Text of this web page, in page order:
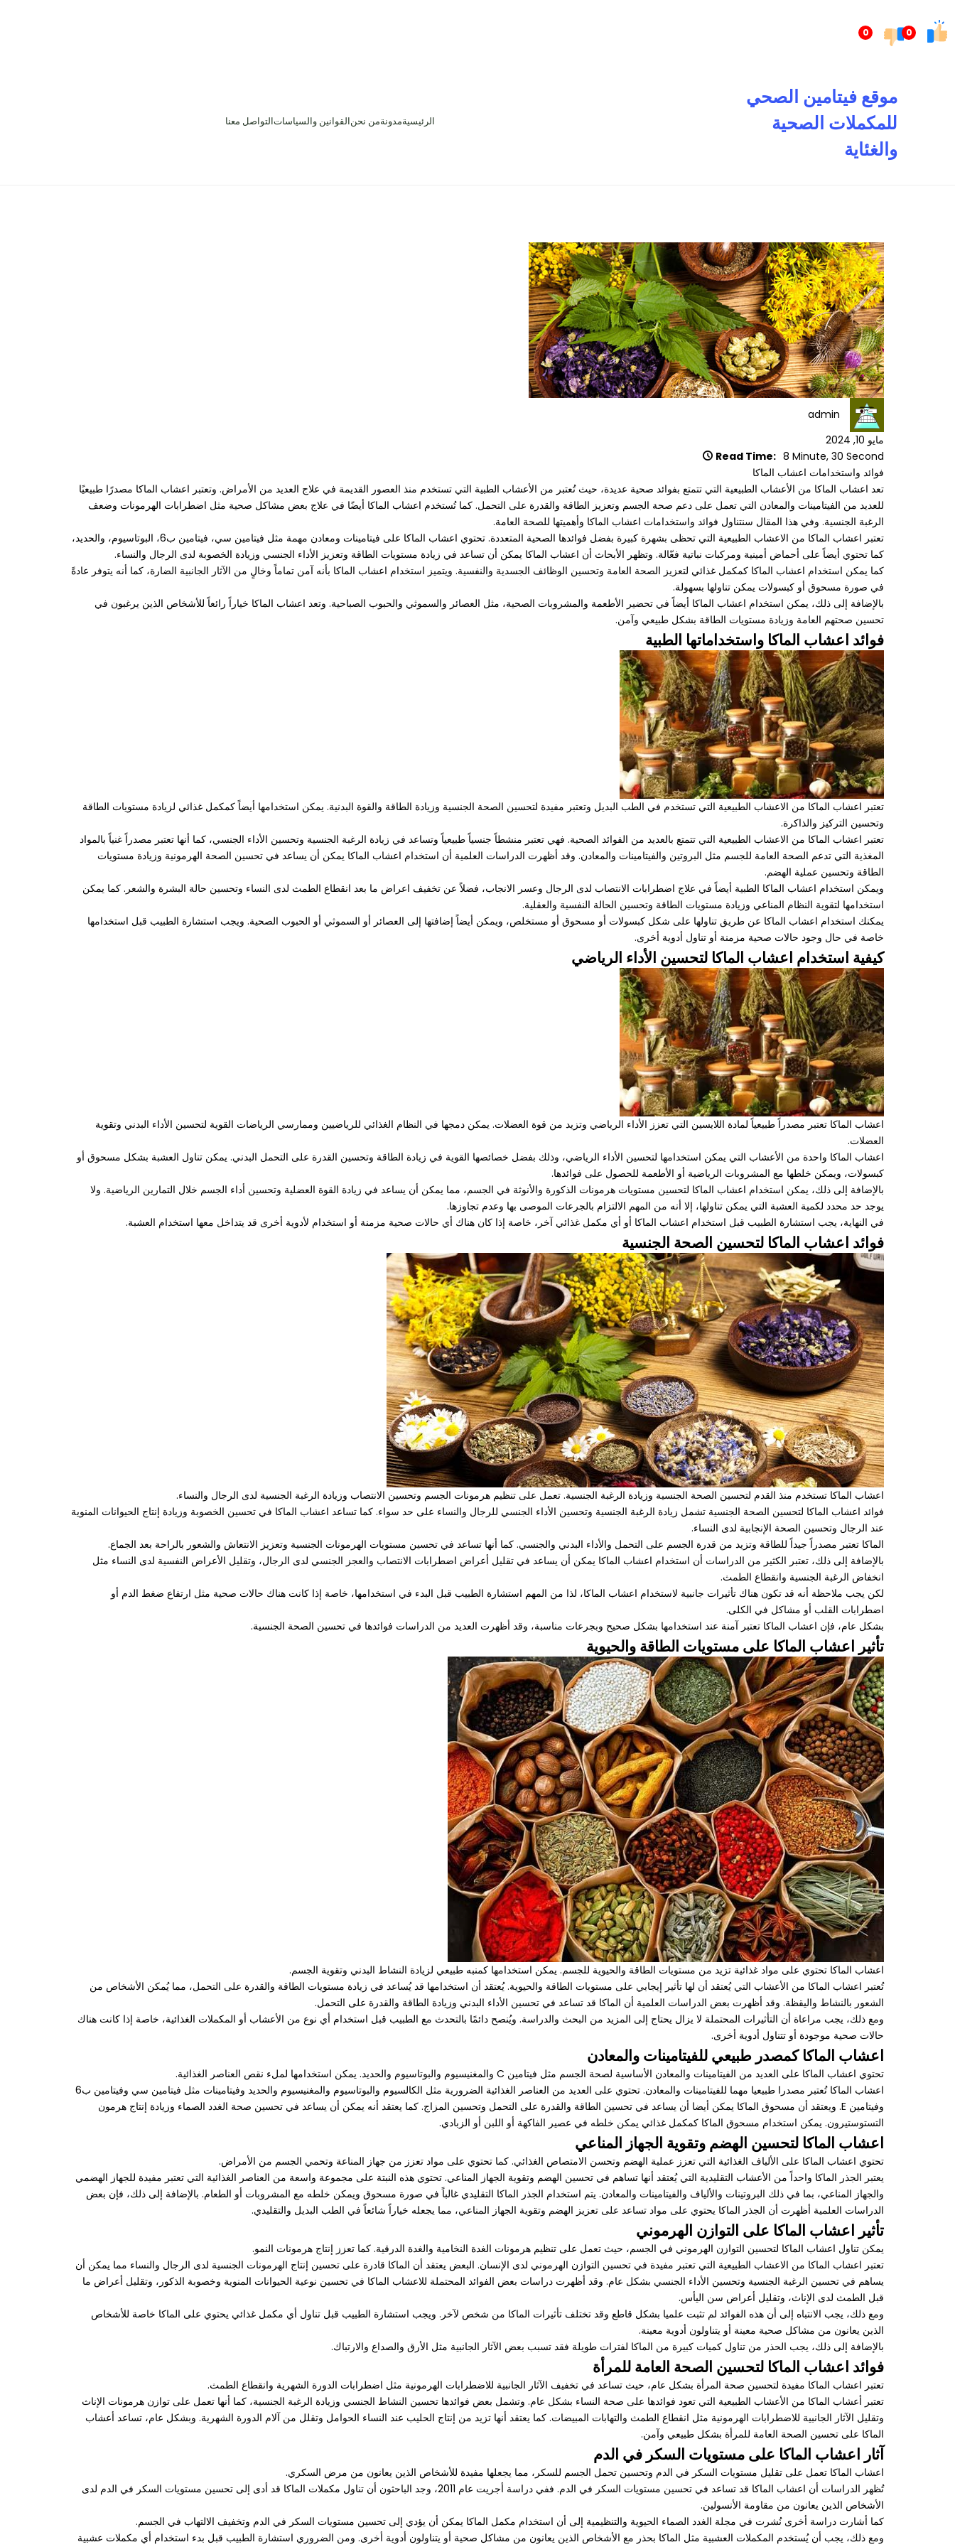
0
0إلى
موقع فيتامين الصحي
للمكملات الصحية
والغئاية
الرئيسيةمدونةمن نحنالقوانين والسياساتالتواصل معنا
admin
مايو 10, 2024
Read Time: 8 Minute, 30 Second
فوائد واستخدامات اعشاب الماكا
تعد اعشاب الماكا من الأعشاب الطبيعية التي تتمتع بفوائد صحية عديدة، حيث تُعتبر من الأعشاب الطبية التي تستخدم منذ العصور القديمة في علاج العديد من الأمراض. وتعتبر اعشاب الماكا مصدرًا طبيعيًا
للعديد من الفيتامينات والمعادن التي تعمل على دعم صحة الجسم وتعزيز الطاقة والقدرة على التحمل. كما تُستخدم اعشاب الماكا أيضًا في علاج بعض مشاكل صحية مثل اضطرابات الهرمونات وضعف
الرغبة الجنسية. وفي هذا المقال سنتناول فوائد واستخدامات اعشاب الماكا وأهميتها للصحة العامة.
تعتبر اعشاب الماكا من الاعشاب الطبيعية التي تحظى بشهرة كبيرة بفضل فوائدها الصحية المتعددة. تحتوي اعشاب الماكا على فيتامينات ومعادن مهمة مثل فيتامين سي، فيتامين ب6، البوتاسيوم، والحديد،
كما تحتوي أيضاً على أحماض أمينية ومركبات نباتية فعّالة. وتظهر الأبحاث أن اعشاب الماكا يمكن أن تساعد في زيادة مستويات الطاقة وتعزيز الأداء الجنسي وزيادة الخصوبة لدى الرجال والنساء.
كما يمكن استخدام اعشاب الماكا كمكمل غذائي لتعزيز الصحة العامة وتحسين الوظائف الجسدية والنفسية. ويتميز استخدام اعشاب الماكا بأنه آمن تماماً وخالٍ من الآثار الجانبية الضارة، كما أنه يتوفر عادةً
في صورة مسحوق أو كبسولات يمكن تناولها بسهولة.
بالإضافة إلى ذلك، يمكن استخدام اعشاب الماكا أيضاً في تحضير الأطعمة والمشروبات الصحية، مثل العصائر والسموثي والحبوب الصباحية. وتعد اعشاب الماكا خياراً رائعاً للأشخاص الذين يرغبون في
تحسين صحتهم العامة وزيادة مستويات الطاقة بشكل طبيعي وآمن.
فوائد اعشاب الماكا واستخداماتها الطبية
تعتبر اعشاب الماكا من الاعشاب الطبيعية التي تستخدم في الطب البديل وتعتبر مفيدة لتحسين الصحة الجنسية وزيادة الطاقة والقوة البدنية. يمكن استخدامها أيضاً كمكمل غذائي لزيادة مستويات الطاقة
وتحسين التركيز والذاكرة.
تعتبر اعشاب الماكا من الاعشاب الطبيعية التي تتمتع بالعديد من الفوائد الصحية. فهي تعتبر منشطاً جنسياً طبيعياً وتساعد في زيادة الرغبة الجنسية وتحسين الأداء الجنسي، كما أنها تعتبر مصدراً غنياً بالمواد
المغذية التي تدعم الصحة العامة للجسم مثل البروتين والفيتامينات والمعادن. وقد أظهرت الدراسات العلمية أن استخدام اعشاب الماكا يمكن أن يساعد في تحسين الصحة الهرمونية وزيادة مستويات
الطاقة وتحسين عملية الهضم.
ويمكن استخدام اعشاب الماكا الطبية أيضاً في علاج اضطرابات الانتصاب لدى الرجال وعسر الانجاب، فضلاً عن تخفيف اعراض ما بعد انقطاع الطمث لدى النساء وتحسين حالة البشرة والشعر. كما يمكن
استخدامها لتقوية النظام المناعي وزيادة مستويات الطاقة وتحسين الحالة النفسية والعقلية.
يمكنك استخدام اعشاب الماكا عن طريق تناولها على شكل كبسولات أو مسحوق أو مستخلص، ويمكن أيضاً إضافتها إلى العصائر أو السموثي أو الحبوب الصحية. ويجب استشارة الطبيب قبل استخدامها
خاصة في حال وجود حالات صحية مزمنة أو تناول أدوية أخرى.
كيفية استخدام اعشاب الماكا لتحسين الأداء الرياضي
اعشاب الماكا تعتبر مصدراً طبيعياً لمادة اللايسين التي تعزز الأداء الرياضي وتزيد من قوة العضلات. يمكن دمجها في النظام الغذائي للرياضيين وممارسي الرياضات القوية لتحسين الأداء البدني وتقوية
العضلات.
اعشاب الماكا واحدة من الأعشاب التي يمكن استخدامها لتحسين الأداء الرياضي، وذلك بفضل خصائصها القوية في زيادة الطاقة وتحسين القدرة على التحمل البدني. يمكن تناول العشبة بشكل مسحوق أو
كبسولات، ويمكن خلطها مع المشروبات الرياضية أو الأطعمة للحصول على فوائدها.
بالإضافة إلى ذلك، يمكن استخدام اعشاب الماكا لتحسين مستويات هرمونات الذكورة والأنوثة في الجسم، مما يمكن أن يساعد في زيادة القوة العضلية وتحسين أداء الجسم خلال التمارين الرياضية. ولا
يوجد حد محدد لكمية العشبة التي يمكن تناولها، إلا أنه من المهم الالتزام بالجرعات الموصى بها وعدم تجاوزها.
في النهاية، يجب استشارة الطبيب قبل استخدام اعشاب الماكا أو أي مكمل غذائي آخر، خاصة إذا كان هناك أي حالات صحية مزمنة أو استخدام لأدوية أخرى قد يتداخل معها استخدام العشبة.
فوائد اعشاب الماكا لتحسين الصحة الجنسية
اعشاب الماكا تستخدم منذ القدم لتحسين الصحة الجنسية وزيادة الرغبة الجنسية. تعمل على تنظيم هرمونات الجسم وتحسين الانتصاب وزيادة الرغبة الجنسية لدى الرجال والنساء.
فوائد اعشاب الماكا لتحسين الصحة الجنسية تشمل زيادة الرغبة الجنسية وتحسين الأداء الجنسي للرجال والنساء على حد سواء. كما تساعد اعشاب الماكا في تحسين الخصوبة وزيادة إنتاج الحيوانات المنوية
عند الرجال وتحسين الصحة الإنجابية لدى النساء.
الماكا تعتبر مصدراً جيداً للطاقة وتزيد من قدرة الجسم على التحمل والأداء البدني والجنسي. كما أنها تساعد في تحسين مستويات الهرمونات الجنسية وتعزيز الانتعاش والشعور بالراحة بعد الجماع.
بالإضافة إلى ذلك، تعتبر الكثير من الدراسات أن استخدام اعشاب الماكا يمكن أن يساعد في تقليل أعراض اضطرابات الانتصاب والعجز الجنسي لدى الرجال، وتقليل الأعراض النفسية لدى النساء مثل
انخفاض الرغبة الجنسية وانقطاع الطمث.
لكن يجب ملاحظة أنه قد تكون هناك تأثيرات جانبية لاستخدام اعشاب الماكا، لذا من المهم استشارة الطبيب قبل البدء في استخدامها، خاصة إذا كانت هناك حالات صحية مثل ارتفاع ضغط الدم أو
اضطرابات القلب أو مشاكل في الكلى.
بشكل عام، فإن اعشاب الماكا تعتبر آمنة عند استخدامها بشكل صحيح وبجرعات مناسبة، وقد أظهرت العديد من الدراسات فوائدها في تحسين الصحة الجنسية.
تأثير اعشاب الماكا على مستويات الطاقة والحيوية
اعشاب الماكا تحتوي على مواد غذائية تزيد من مستويات الطاقة والحيوية للجسم. يمكن استخدامها كمنبه طبيعي لزيادة النشاط البدني وتقوية الجسم.
تُعتبر اعشاب الماكا من الأعشاب التي يُعتقد أن لها تأثير إيجابي على مستويات الطاقة والحيوية. يُعتقد أن استخدامها قد يُساعد في زيادة مستويات الطاقة والقدرة على التحمل، مما يُمكن الأشخاص من
الشعور بالنشاط واليقظة. وقد أظهرت بعض الدراسات العلمية أن الماكا قد تساعد في تحسين الأداء البدني وزيادة الطاقة والقدرة على التحمل.
ومع ذلك، يجب مراعاة أن التأثيرات المحتملة لا يزال يحتاج إلى المزيد من البحث والدراسة. ويُنصح دائمًا بالتحدث مع الطبيب قبل استخدام أي نوع من الأعشاب أو المكملات الغذائية، خاصة إذا كانت هناك
حالات صحية موجودة أو تتناول أدوية أخرى.
اعشاب الماكا كمصدر طبيعي للفيتامينات والمعادن
تحتوي اعشاب الماكا على العديد من الفيتامينات والمعادن الأساسية لصحة الجسم مثل فيتامين C والمغنيسيوم والبوتاسيوم والحديد. يمكن استخدامها لملء نقص العناصر الغذائية.
اعشاب الماكا تُعتبر مصدرا طبيعيا مهما للفيتامينات والمعادن. تحتوي على العديد من العناصر الغذائية الضرورية مثل الكالسيوم والبوتاسيوم والمغنيسيوم والحديد وفيتامينات مثل فيتامين سي وفيتامين ب6
وفيتامين E. ويعتقد أن مسحوق الماكا يمكن أيضا أن يساعد في تحسين الطاقة والقدرة على التحمل وتحسين المزاج. كما يعتقد أنه يمكن أن يساعد في تحسين صحة الغدد الصماء وزيادة إنتاج هرمون
التستوستيرون. يمكن استخدام مسحوق الماكا كمكمل غذائي يمكن خلطه في عصير الفاكهة أو اللبن أو الزبادي.
اعشاب الماكا لتحسين الهضم وتقوية الجهاز المناعي
تحتوي اعشاب الماكا على الألياف الغذائية التي تعزز عملية الهضم وتحسن الامتصاص الغذائي. كما تحتوي على مواد تعزز من جهاز المناعة وتحمي الجسم من الأمراض.
يعتبر الجذر الماكا واحداً من الأعشاب التقليدية التي يُعتقد أنها تساهم في تحسين الهضم وتقوية الجهاز المناعي. تحتوي هذه النبتة على مجموعة واسعة من العناصر الغذائية التي تعتبر مفيدة للجهاز الهضمي
والجهاز المناعي، بما في ذلك البروتينات والألياف والفيتامينات والمعادن. يتم استخدام الجذر الماكا التقليدي غالباً في صورة مسحوق ويمكن خلطه مع المشروبات أو الطعام. بالإضافة إلى ذلك، فإن بعض
الدراسات العلمية أظهرت أن الجذر الماكا يحتوي على مواد تساعد على تعزيز الهضم وتقوية الجهاز المناعي، مما يجعله خياراً شائعاً في الطب البديل والتقليدي.
تأثير اعشاب الماكا على التوازن الهرموني
يمكن تناول اعشاب الماكا لتحسين التوازن الهرموني في الجسم، حيث تعمل على تنظيم هرمونات الغدة النخامية والغدة الدرقية. كما تعزز إنتاج هرمونات النمو.
تعتبر اعشاب الماكا من الاعشاب الطبيعية التي تعتبر مفيدة في تحسين التوازن الهرموني لدى الإنسان. البعض يعتقد أن الماكا قادرة على تحسين إنتاج الهرمونات الجنسية لدى الرجال والنساء مما يمكن أن
يساهم في تحسين الرغبة الجنسية وتحسين الأداء الجنسي بشكل عام. وقد أظهرت دراسات بعض الفوائد المحتملة للاعشاب الماكا في تحسين نوعية الحيوانات المنوية وخصوبة الذكور، وتقليل أعراض ما
قبل الطمث لدى الإناث، وتقليل أعراض سن اليأس.
ومع ذلك، يجب الانتباه إلى أن هذه الفوائد لم تثبت علميا بشكل قاطع وقد تختلف تأثيرات الماكا من شخص لآخر. ويجب استشارة الطبيب قبل تناول أي مكمل غذائي يحتوي على الماكا خاصة للأشخاص
الذين يعانون من مشاكل صحية معينة أو يتناولون أدوية معينة.
بالإضافة إلى ذلك، يجب الحذر من تناول كميات كبيرة من الماكا لفترات طويلة فقد تسبب بعض الآثار الجانبية مثل الأرق والصداع والارتباك.
فوائد اعشاب الماكا لتحسين الصحة العامة للمرأة
تعتبر اعشاب الماكا مفيدة لتحسين صحة المرأة بشكل عام، حيث تساعد في تخفيف الآثار الجانبية للاضطرابات الهرمونية مثل اضطرابات الدورة الشهرية وانقطاع الطمث.
تعتبر أعشاب الماكا من الأعشاب الطبيعية التي تعود فوائدها على صحة النساء بشكل عام. وتشمل بعض فوائدها تحسين النشاط الجنسي وزيادة الرغبة الجنسية، كما أنها تعمل على توازن هرمونات الإناث
وتقليل الآثار الجانبية للاضطرابات الهرمونية مثل انقطاع الطمث والتهابات المبيضات. كما يعتقد أنها تزيد من إنتاج الحليب عند النساء الحوامل وتقلل من آلام الدورة الشهرية. وبشكل عام، تساعد أعشاب
الماكا على تحسين الصحة العامة للمرأة بشكل طبيعي وآمن.
آثار اعشاب الماكا على مستويات السكر في الدم
اعشاب الماكا تعمل على تقليل مستويات السكر في الدم وتحسين تحمل الجسم للسكر، مما يجعلها مفيدة للأشخاص الذين يعانون من مرض السكري.
تُظهر الدراسات أن اعشاب الماكا قد تساعد في تحسين مستويات السكر في الدم. ففي دراسة أجريت عام 2011، وجد الباحثون أن تناول مكملات الماكا قد أدى إلى تحسين مستويات السكر في الدم لدى
الأشخاص الذين يعانون من مقاومة الأنسولين.
كما أشارت دراسة أخرى نُشرت في مجلة الغدد الصماء الحيوية والتنظيمية إلى أن استخدام مكمل الماكا يمكن أن يؤدي إلى تحسين مستويات السكر في الدم وتخفيف الالتهاب في الجسم.
ومع ذلك، يجب أن يُستخدم المكملات العشبية مثل الماكا بحذر مع الأشخاص الذين يعانون من مشاكل صحية أو يتناولون أدوية أخرى. ومن الضروري استشارة الطبيب قبل بدء استخدام أي مكملات عشبية